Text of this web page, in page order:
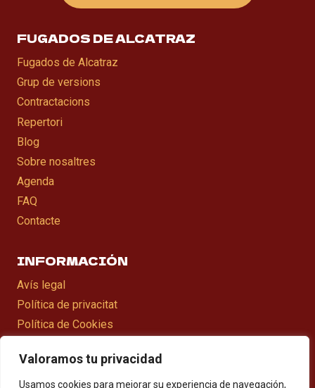
Valoramos tu privacidad
Usamos cookies para mejorar su experiencia de navegación,
FUGADOS DE ALCATRAZ
Fugados de Alcatraz
Grup de versions
Contractacions
Repertori
Blog
Sobre nosaltres
Agenda
FAQ
Contacte
INFORMACIÓN
Avís legal
Política de privacitat
Política de Cookies
Mapa web